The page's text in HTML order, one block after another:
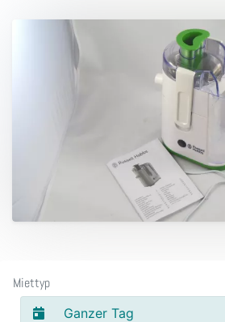
Miettyp
Ganzer Tag